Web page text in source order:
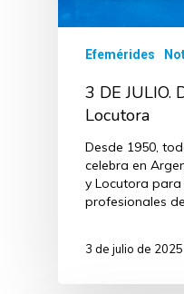
Efemérides
3 DE JULIO.
Locutora
Desde 1950,
celebra en
y Locutora
profesionales
3 de julio de 2025